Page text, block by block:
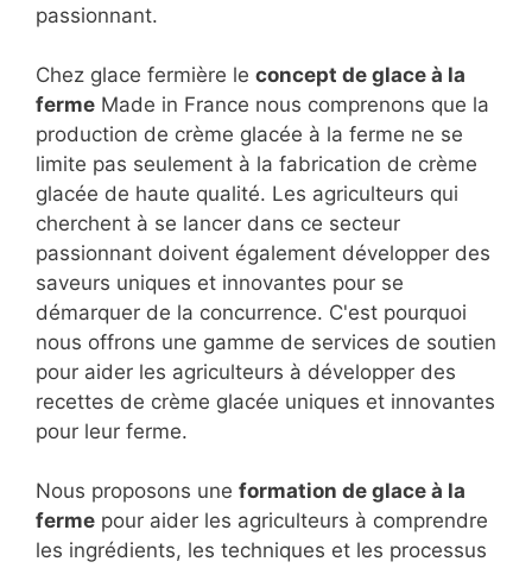
passionnant.
Chez glace fermière le concept de glace à la
ferme Made in France nous comprenons que la
production de crème glacée à la ferme ne se
limite pas seulement à la fabrication de crème
glacée de haute qualité. Les agriculteurs qui
cherchent à se lancer dans ce secteur
passionnant doivent également développer des
saveurs uniques et innovantes pour se
démarquer de la concurrence. C'est pourquoi
nous offrons une gamme de services de soutien
pour aider les agriculteurs à développer des
recettes de crème glacée uniques et innovantes
pour leur ferme.
Nous proposons une formation de glace à la
ferme pour aider les agriculteurs à comprendre
les ingrédients, les techniques et les processus